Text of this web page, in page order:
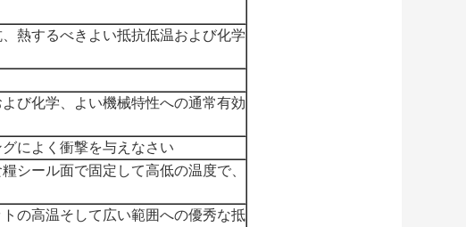
熱するべきよい抵抗低温および化学
び化学、よい機械特性への通常有効
によく衝撃を与えなさい
シール面で固定して高低の温度で、
の高温そして広い範囲への優秀な抵